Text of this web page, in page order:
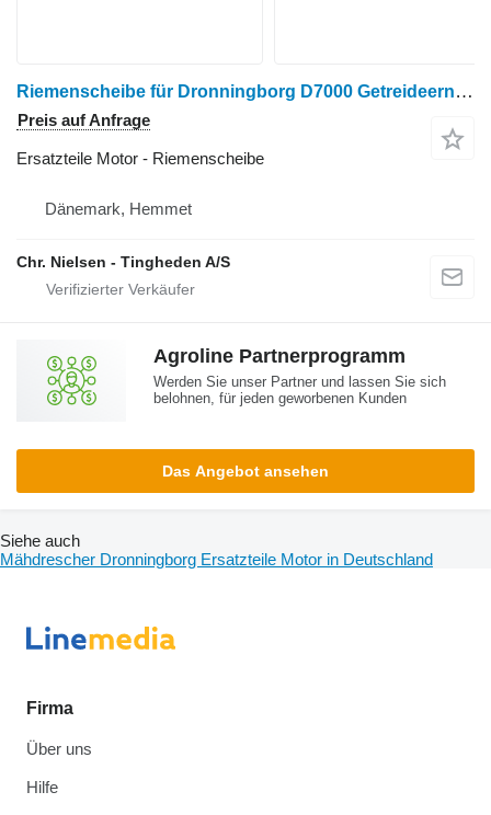
Riemenscheibe für Dronningborg D7000 Getreideernter
Preis auf Anfrage
Ersatzteile Motor - Riemenscheibe
Dänemark, Hemmet
Chr. Nielsen - Tingheden A/S
Agroline Partnerprogramm
Werden Sie unser Partner und lassen Sie sich
belohnen, für jeden geworbenen Kunden
Das Angebot ansehen
Siehe auch
Mähdrescher Dronningborg Ersatzteile Motor in Deutschland
Firma
Über uns
Hilfe